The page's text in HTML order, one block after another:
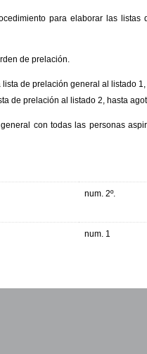
para elaborar las
de prelación.
de prelación general al listado
de prelación al listado 2, hasta
con todas las personas
num. 2º.
num. 1